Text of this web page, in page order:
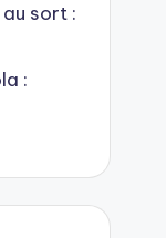
sort :
: